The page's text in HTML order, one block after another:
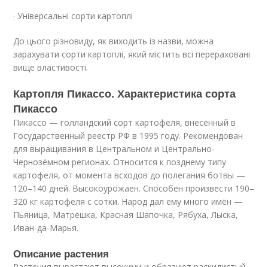
· Універсальні сорти картоплі
До цього різновиду, як виходить із назви, можна
зарахувати сорти картоплі, який містить всі перераховані
вище властивості.
Картопля Пикассо. Характеристика сорта
Пикассо
Пикассо — голландский сорт картофеля, внесённый в
Государственный реестр РФ в 1995 году. Рекомендован
для выращивания в Центральном и Центрально-
Чернозёмном регионах. Относится к позднему типу
картофеля, от момента всходов до полегания ботвы —
120–140 дней. Высокоурожаен. Способен произвести 190–
320 кг картофеля с сотки. Народ дал ему много имён —
Пьяница, Матрёшка, Красная Шапочка, Рябуха, Лыска,
Иван-да-Марья.
Описание растения